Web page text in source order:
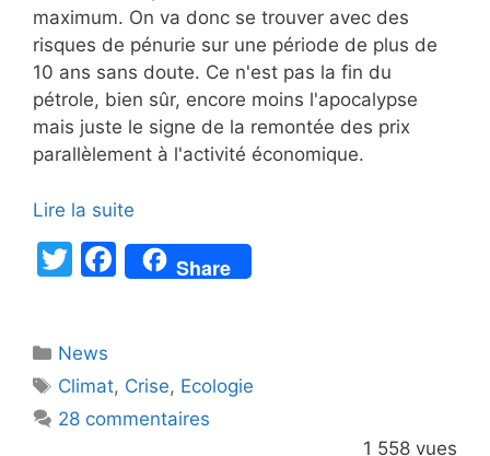
maximum. On va donc se trouver avec des
risques de pénurie sur une période de plus de
10 ans sans doute. Ce n'est pas la fin du
pétrole, bien sûr, encore moins l'apocalypse
mais juste le signe de la remontée des prix
parallèlement à l'activité économique.
Lire la suite
T
er
F
a
b
o
Share
Catégories
News
Étiquettes
Climat, Crise, Ecologie
28 commentaires
1 558 vues